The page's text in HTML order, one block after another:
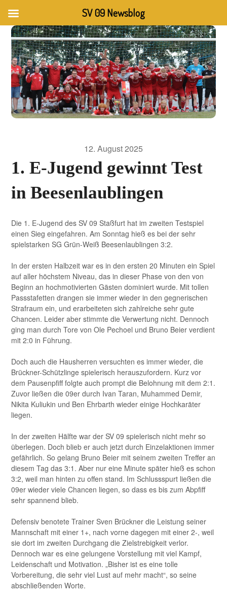
12. August 2025
1. E-Jugend gewinnt Test
in Beesenlaublingen
Die 1. E-Jugend des SV 09 Staßfurt hat im zweiten Testspiel
einen Sieg eingefahren. Am Sonntag hieß es bei der sehr
spielstarken SG Grün-Weiß Beesenlaublingen 3:2.
In der ersten Halbzeit war es in den ersten 20 Minuten ein Spiel
auf aller höchstem Niveau, das in dieser Phase von den von
Beginn an hochmotivierten Gästen dominiert wurde. Mit tollen
Passstafetten drangen sie immer wieder in den gegnerischen
Strafraum ein, und erarbeiteten sich zahlreiche sehr gute
Chancen. Leider aber stimmte die Verwertung nicht. Dennoch
ging man durch Tore von Ole Pechoel und Bruno Beier verdient
mit 2:0 in Führung.
Doch auch die Hausherren versuchten es immer wieder, die
Brückner-Schützlinge spielerisch herauszufordern. Kurz vor
dem Pausenpfiff folgte auch prompt die Belohnung mit dem 2:1.
Zuvor ließen die 09er durch Ivan Taran, Muhammed Demir,
Nikita Kuliukin und Ben Ehrbarth wieder einige Hochkaräter
liegen.
In der zweiten Hälfte war der SV 09 spielerisch nicht mehr so
überlegen. Doch blieb er auch jetzt durch Einzelaktionen immer
gefährlich. So gelang Bruno Beier mit seinem zweiten Treffer an
diesem Tag das 3:1. Aber nur eine Minute später hieß es schon
3:2, weil man hinten zu offen stand. Im Schlussspurt ließen die
09er wieder viele Chancen liegen, so dass es bis zum Abpfiff
sehr spannend blieb.
Defensiv benotete Trainer Sven Brückner die Leistung seiner
Mannschaft mit einer 1+, nach vorne dagegen mit einer 2-, weil
sie dort im zweiten Durchgang die Zielstrebigkeit verlor.
Dennoch war es eine gelungene Vorstellung mit viel Kampf,
Leidenschaft und Motivation. „Bisher ist es eine tolle
Vorbereitung, die sehr viel Lust auf mehr macht“, so seine
abschließenden Worte.
SV 09 Newsblog